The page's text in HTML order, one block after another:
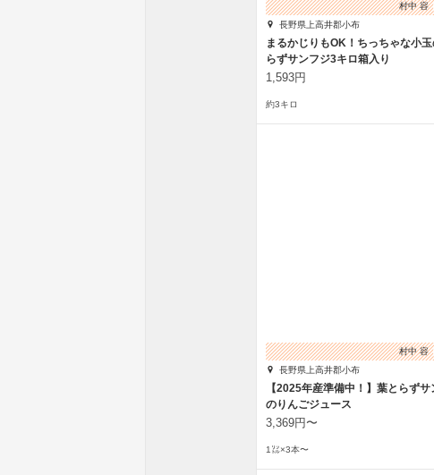
村中 容
長野県上高井郡小布
まるかじりもOK！ちっちゃな小玉
らずサンフジ3キロ箱入り
1,593円
約3キロ
村中 容
長野県上高井郡小布
【2025年産準備中！】葉とらずサ
のりんごジュース
3,369円〜
1㍑×3本〜